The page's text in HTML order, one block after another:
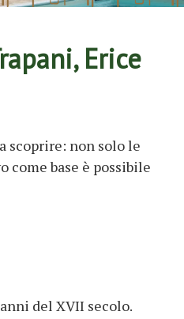
Erice
scoprire: non solo le
come base è possibile
del XVII secolo.